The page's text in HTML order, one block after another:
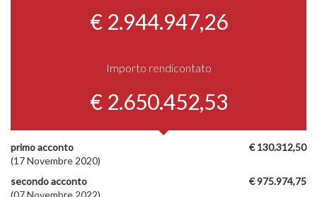
€ 2.944.947,26
Importo rendicontato
€ 2.650.452,53
€ 130.312,50
primo acconto
(17 Novembre 2020)
€ 975.974,75
secondo acconto
(07 Novembre 2022)